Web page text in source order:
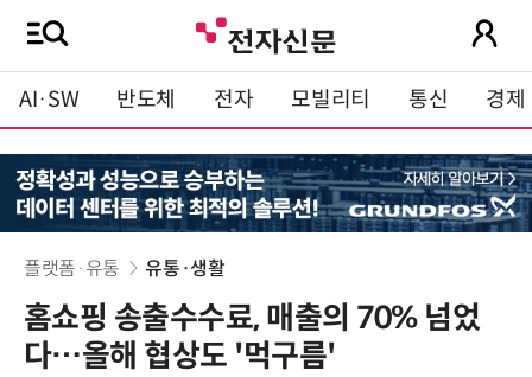
AI·SW 반도체 전자 모빌리티 통신 경제
플랫폼·유통 유통·생활
홈쇼핑 송출수수료, 매출의 70% 넘었
다…올해 협상도 '먹구름'